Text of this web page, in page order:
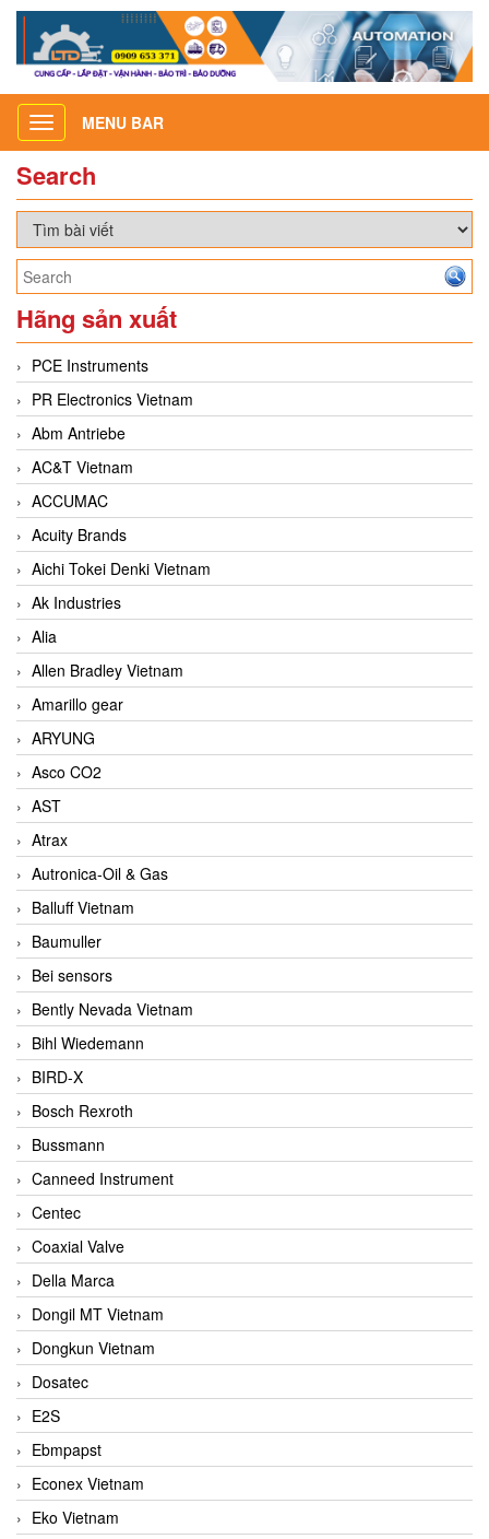
Toggle
navigation
MENU BAR
Search
Hãng sản xuất
PCE Instruments
PR Electronics Vietnam
Abm Antriebe
AC&T Vietnam
ACCUMAC
Acuity Brands
Aichi Tokei Denki Vietnam
Ak Industries
Alia
Allen Bradley Vietnam
Amarillo gear
ARYUNG
Asco CO2
AST
Atrax
Autronica-Oil & Gas
Balluff Vietnam
Baumuller
Bei sensors
Bently Nevada Vietnam
Bihl Wiedemann
BIRD-X
Bosch Rexroth
Bussmann
Canneed Instrument
Centec
Coaxial Valve
Della Marca
Dongil MT Vietnam
Dongkun Vietnam
Dosatec
E2S
Ebmpapst
Econex Vietnam
Eko Vietnam